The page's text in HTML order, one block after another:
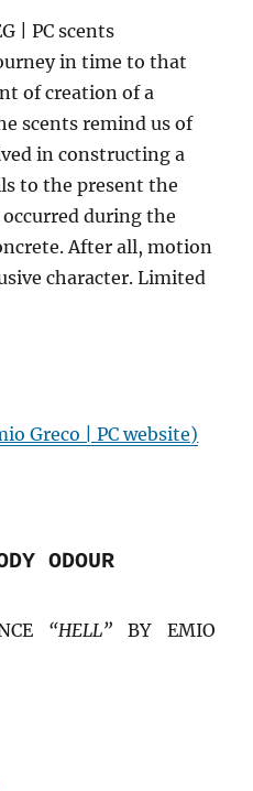
| PC scents
in time to that
of creation of a
scents remind us of
in constructing a
to the present the
during the
After all, motion
character. Limited
Greco | PC website)
ODOUR
“HELL” BY EMIO